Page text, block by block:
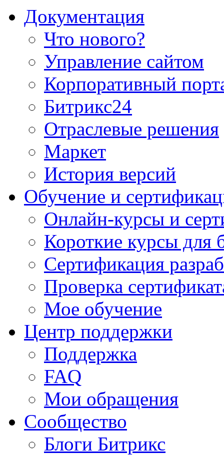
Документация
Что нового?
Управление сайтом
Корпоративный
Битрикс24
Отраслевые решения
Маркет
История версий
Обучение и
Онлайн-курсы и
Короткие курсы для
Сертификация
Проверка
Мое обучение
Центр поддержки
Поддержка
FAQ
Мои обращения
Сообщество
Блоги Битрикс